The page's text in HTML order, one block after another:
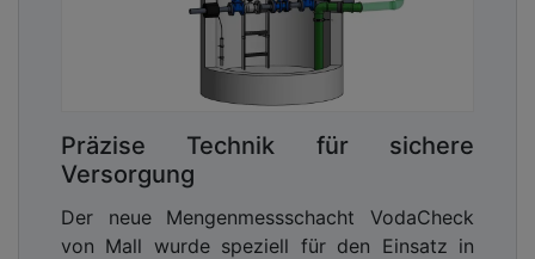
Präzise Technik für sichere
Versorgung
Der neue Mengenmessschacht VodaCheck
von Mall wurde speziell für den Einsatz in